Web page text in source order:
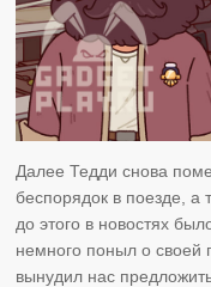
Далее Тедди снова
беспорядок в поезде, а
до этого в новостях
немного поныл о своей
вынудил нас